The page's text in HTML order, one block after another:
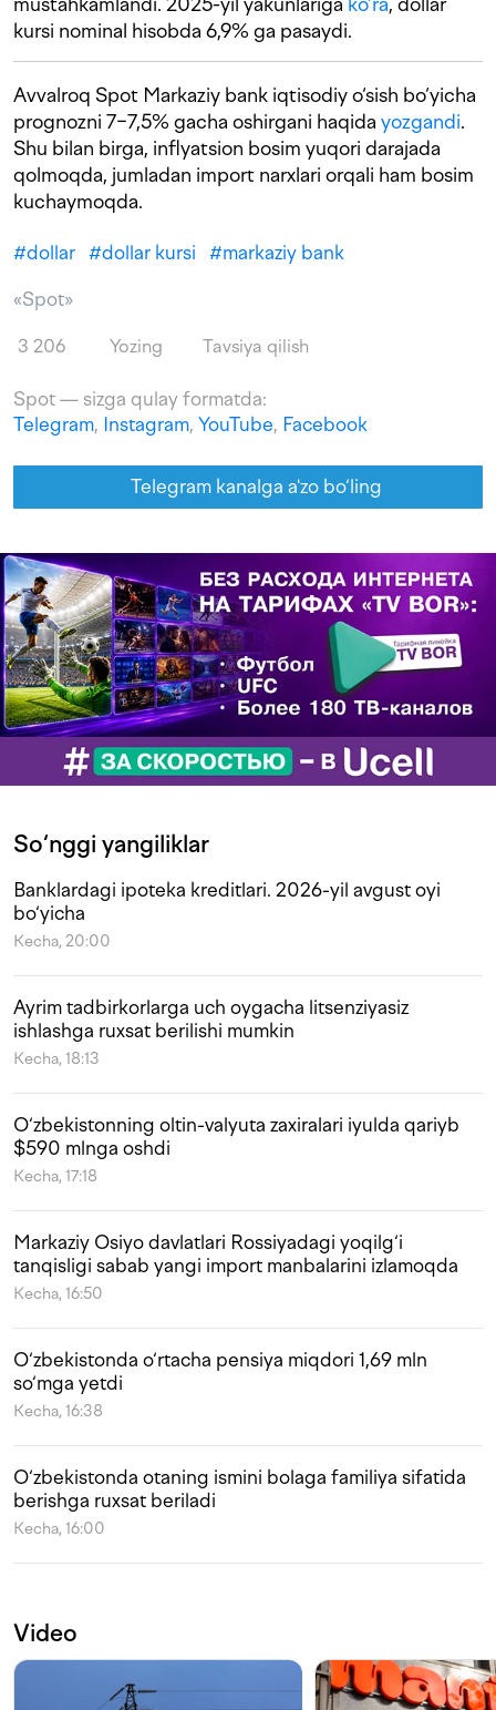
kursi nominal hisobda 6,9% ga pasaydi.
Avvalroq Spot Markaziy bank iqtisodiy o‘sish bo‘yicha
prognozni 7−7,5% gacha oshirgani haqida yozgandi.
Shu bilan birga, inflyatsion bosim yuqori darajada
qolmoqda, jumladan import narxlari orqali ham bosim
kuchaymoqda.
#dollar #dollar kursi #markaziy bank
«Spot»
3 206 Yozing Tavsiya qilish
Spot — sizga qulay formatda:
Telegram, Instagram, YouTube, Facebook
Telegram kanalga a'zo bo‘ling
So‘nggi yangiliklar
Banklardagi ipoteka kreditlari. 2026-yil avgust oyi
bo‘yicha
Kecha, 20:00
Ayrim tadbirkorlarga uch oygacha litsenziyasiz
ishlashga ruxsat berilishi mumkin
Kecha, 18:13
O‘zbekistonning oltin-valyuta zaxiralari iyulda qariyb
$590 mlnga oshdi
Kecha, 17:18
Markaziy Osiyo davlatlari Rossiyadagi yoqilg‘i
tanqisligi sabab yangi import manbalarini izlamoqda
Kecha, 16:50
O‘zbekistonda o‘rtacha pensiya miqdori 1,69 mln
so‘mga yetdi
Kecha, 16:38
O‘zbekistonda otaning ismini bolaga familiya sifatida
berishga ruxsat beriladi
Kecha, 16:00
Video